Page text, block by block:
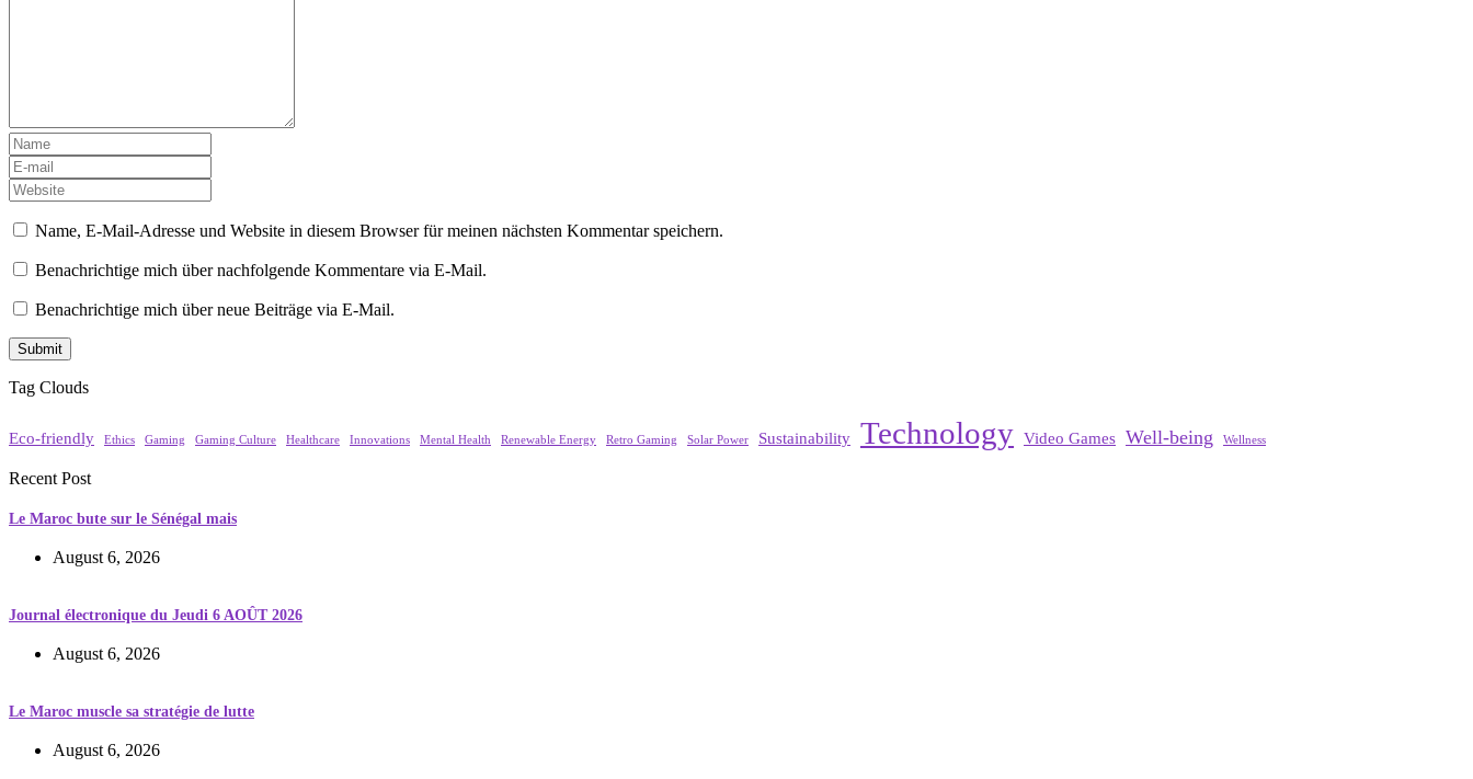
Name, E-Mail-Adresse und Website in diesem Browser für meinen nächsten Kommentar speichern.
Benachrichtige mich über nachfolgende Kommentare via E-Mail.
Benachrichtige mich über neue Beiträge via E-Mail.
Tag Clouds
Eco-friendly Ethics Gaming Gaming Culture Healthcare Innovations Mental Health Renewable Energy Retro Gaming Solar Power Sustainability Technology Video Games Well-being Wellness
Recent Post
Le Maroc bute sur le Sénégal mais
August 6, 2026
Journal électronique du Jeudi 6 AOÛT 2026
August 6, 2026
Le Maroc muscle sa stratégie de lutte
August 6, 2026